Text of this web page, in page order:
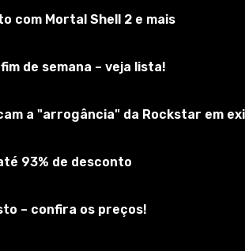
com Mortal Shell 2 e mais
de semana – veja lista!
a "arrogância" da Rockstar em
93% de desconto
– confira os preços!